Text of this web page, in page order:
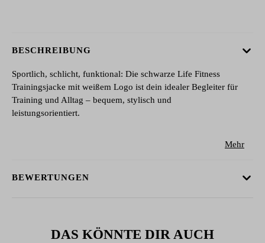
BESCHREIBUNG
Sportlich, schlicht, funktional: Die schwarze Life Fitness
Trainingsjacke mit weißem Logo ist dein idealer Begleiter für
Training und Alltag – bequem, stylisch und
leistungsorientiert.
Mehr
BEWERTUNGEN
DAS KÖNNTE DIR AUCH